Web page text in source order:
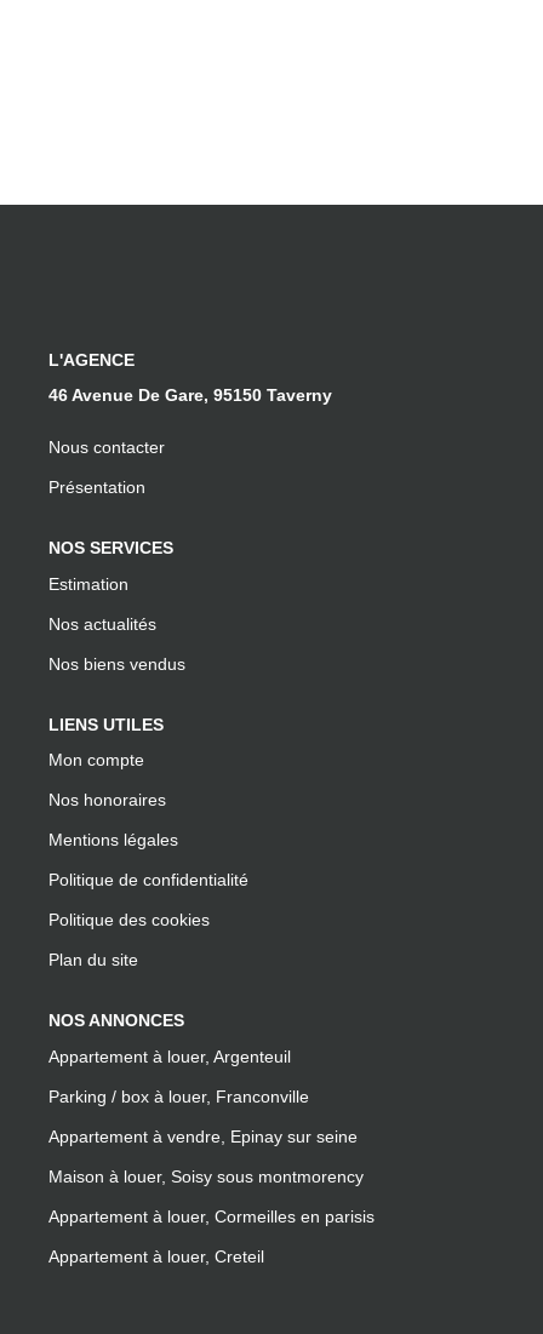
L'AGENCE
46 Avenue De Gare, 95150 Taverny
Nous contacter
Présentation
NOS SERVICES
Estimation
Nos actualités
Nos biens vendus
LIENS UTILES
Mon compte
Nos honoraires
Mentions légales
Politique de confidentialité
Politique des cookies
Plan du site
NOS ANNONCES
Appartement à louer, Argenteuil
Parking / box à louer, Franconville
Appartement à vendre, Epinay sur seine
Maison à louer, Soisy sous montmorency
Appartement à louer, Cormeilles en parisis
Appartement à louer, Creteil